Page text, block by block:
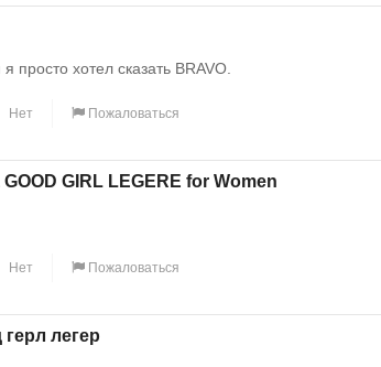
хотел сказать BRAVO.
Нет Пожаловаться
GIRL LEGERE for Women
Нет Пожаловаться
легер